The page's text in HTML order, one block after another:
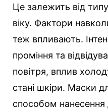
Це залежить від
віку. Фактори
теж впливають.
проміння та
повітря, вплив
стані шкіри. Маски
способом нанесення